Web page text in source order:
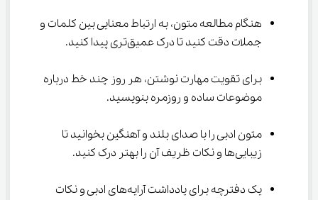
هنگام مطالعه متون، به ارتباط معنایی بین کلمات و
جملات دقت کنید تا درک عمیق‌تری پیدا کنید.
برای تقویت مهارت نوشتن، هر روز چند خط درباره
موضوعات ساده و روزمره بنویسید.
متون ادبی را با صدای بلند و آهنگین بخوانید تا
زیبایی‌ها و نکات ظریف آن را بهتر درک کنید.
یک دفترچه برای یادداشت آرایه‌های ادبی و نکات